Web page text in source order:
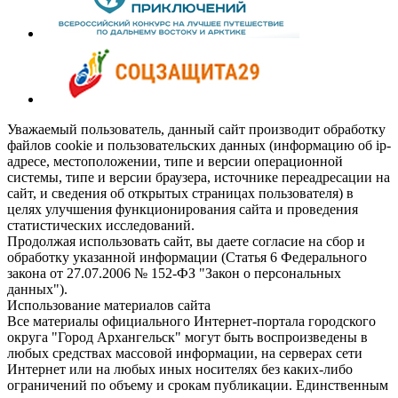
Уважаемый пользователь, данный сайт производит обработку
файлов cookie и пользовательских данных (информацию об ip-
адресе, местоположении, типе и версии операционной
системы, типе и версии браузера, источнике переадресации на
сайт, и сведения об открытых страницах пользователя) в
целях улучшения функционирования сайта и проведения
статистических исследований.
Продолжая использовать сайт, вы даете согласие на сбор и
обработку указанной информации (Статья 6 Федерального
закона от 27.07.2006 № 152-ФЗ "Закон о персональных
данных").
Использование материалов сайта
Все материалы официального Интернет-портала городского
округа "Город Архангельск" могут быть воспроизведены в
любых средствах массовой информации, на серверах сети
Интернет или на любых иных носителях без каких-либо
ограничений по объему и срокам публикации. Единственным